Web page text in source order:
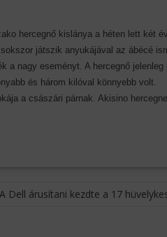
hercegnő kislánya a héten lett két
játszik anyukájával az ábécé
a nagy eseményt. A hercegnő jelenleg
és három kilóval könnyebb volt.
a császári párnak. Akisino
A Dell árusítani kezdte a 17